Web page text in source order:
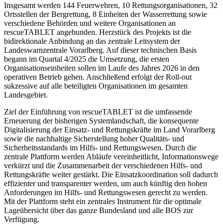
Insgesamt werden 144 Feuerwehren, 10 Rettungsorganisationen, 32
Ortsstellen der Bergrettung, 8 Einheiten der Wasserrettung sowie
verschiedene Behörden und weitere Organisationen an
rescueTABLET angebunden. Herzstück des Projekts ist die
bidirektionale Anbindung an das zentrale Leitsystem der
Landeswarnzentrale Vorarlberg. Auf dieser technischen Basis
begann im Quartal 4/2025 die Umsetzung, die ersten
Organisationseinheiten sollen im Laufe des Jahres 2026 in den
operativen Betrieb gehen. Anschließend erfolgt der Roll-out
sukzessive auf alle beteiligten Organisationen im gesamten
Landesgebiet.
Ziel der Einführung von rescueTABLET ist die umfassende
Erneuerung der bisherigen Systemlandschaft, die konsequente
Digitalisierung der Einsatz- und Rettungskräfte im Land Vorarlberg
sowie die nachhaltige Sicherstellung hoher Qualitäts- und
Sicherheitsstandards im Hilfs- und Rettungswesen. Durch die
zentrale Plattform werden Abläufe vereinheitlicht, Informationswege
verkürzt und die Zusammenarbeit der verschiedenen Hilfs- und
Rettungskräfte weiter gestärkt. Die Einsatzkoordination soll dadurch
effizienter und transparenter werden, um auch künftig den hohen
Anforderungen im Hilfs- und Rettungswesen gerecht zu werden.
Mit der Plattform steht ein zentrales Instrument für die optimale
Lageübersicht über das ganze Bundesland und alle BOS zur
Verfügung.